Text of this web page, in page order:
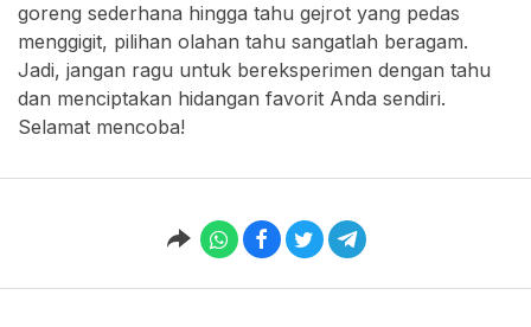
goreng sederhana hingga tahu gejrot yang pedas
menggigit, pilihan olahan tahu sangatlah beragam.
Jadi, jangan ragu untuk bereksperimen dengan tahu
dan menciptakan hidangan favorit Anda sendiri.
Selamat mencoba!